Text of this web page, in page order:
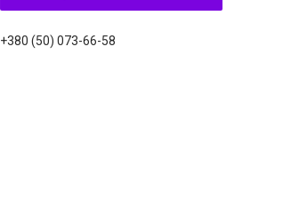
+380 (50) 073-66-58